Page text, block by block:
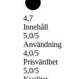
4,7
Innehåll
5,0/5
Användning
4,0/5
Prisvärdhet
5,0/5